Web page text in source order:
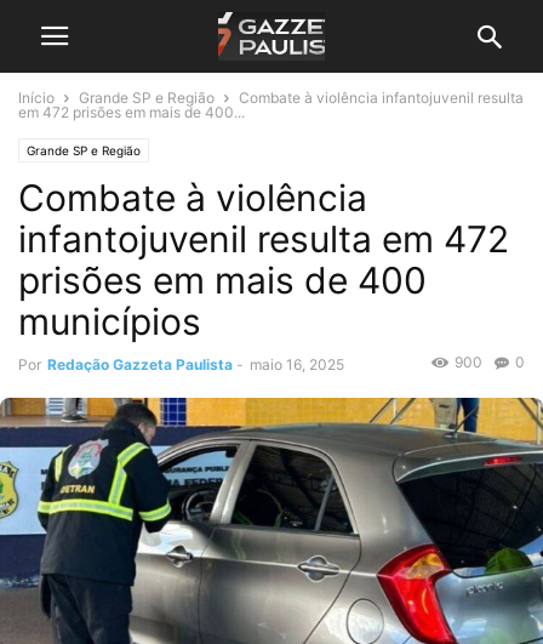
Início Grande SP e Região
Combate à violência infantojuvenil resulta
em 472 prisões em mais de 400...
Grande SP e Região
Combate à violência
infantojuvenil resulta em 472
prisões em mais de 400
municípios
Por Redação Gazzeta Paulista - maio 16, 2025 0
900